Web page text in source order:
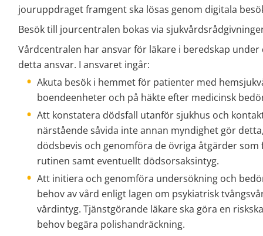
jouruppdraget framgent ska lösas genom digitala
Besök till jourcentralen bokas via
Vårdcentralen har ansvar för läkare i beredskap
detta ansvar. I ansvaret ingår:
Akuta besök i hemmet för patienter med
boendeenheter och på häkte efter medicinsk
Att konstatera dödsfall utanför sjukhus och
närstående såvida inte annan myndighet gör
dödsbevis och genomföra de övriga åtgärder som
rutinen samt eventuellt dödsorsaksintyg.
Att initiera och genomföra undersökning och
behov av vård enligt lagen om psykiatrisk
vårdintyg. Tjänstgörande läkare ska göra en
behov begära polishandräckning.